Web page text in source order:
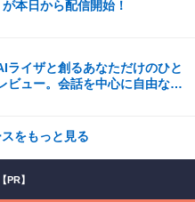
本日から配信開始！
ライザと創るあなただけのひと
ビュー。会話を中心に自由な冒
をもっと見る
【PR】